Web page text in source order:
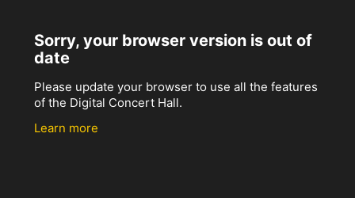
Sorry, your browser version is out of
date
Please update your browser to use all the features
of the Digital Concert Hall.
Learn more